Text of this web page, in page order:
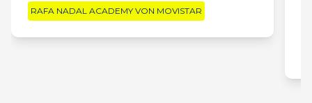
RAFA NADAL ACADEMY VON MOVISTAR